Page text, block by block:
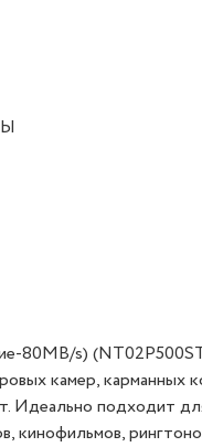
80MB/s)
камер, карманных
Идеально подходит
кинофильмов,